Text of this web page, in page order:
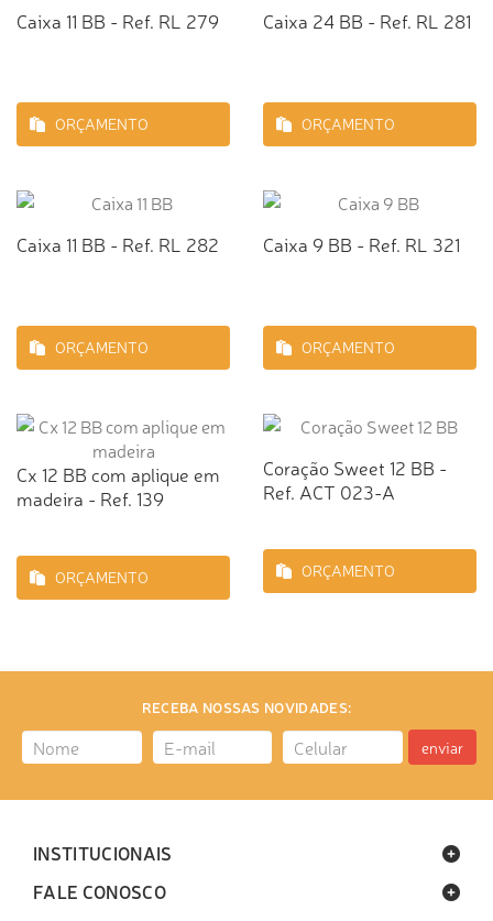
Caixa 11 BB - Ref. RL 279
ORÇAMENTO
Caixa 24 BB - Ref. RL 281
ORÇAMENTO
Caixa 11 BB - Ref. RL 282
ORÇAMENTO
Caixa 9 BB - Ref. RL 321
ORÇAMENTO
Cx 12 BB com aplique em
madeira - Ref. 139
ORÇAMENTO
Coração Sweet 12 BB -
Ref. ACT 023-A
ORÇAMENTO
RECEBA NOSSAS NOVIDADES:
enviar
INSTITUCIONAIS
FALE CONOSCO